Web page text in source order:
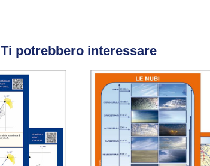
Ti potrebbero interessare